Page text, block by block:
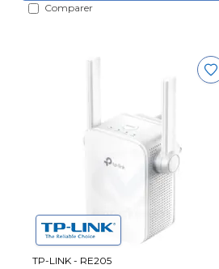
Comparer
TP-LINK - RE205